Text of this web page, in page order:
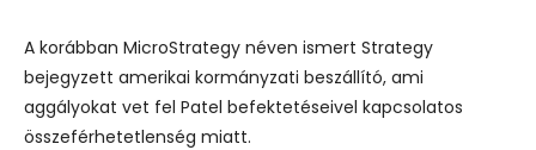
A korábban MicroStrategy néven ismert Strategy
bejegyzett amerikai kormányzati beszállító, ami
aggályokat vet fel Patel befektetéseivel kapcsolatos
összeférhetetlenség miatt.